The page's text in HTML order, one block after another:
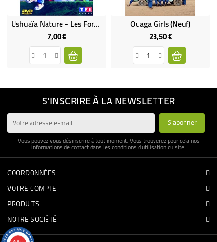
Ushuaïa Nature - Les Forêts, Les Terres Oubliées, Les Survivant Racontent Par Nicolas Hulot (DVD Occasion)
7,00 €Prix
Ouaga Girls (neuf)
23,50 €Prix
S'INSCRIRE À LA NEWSLETTER
Vous pouvez vous désinscrire à tout moment. Vous trouverez pour cela nos
informations de contact dans les conditions d'utilisation du site.
COORDONNÉES
VOTRE COMPTE
PRODUITS
NOTRE SOCIÉTÉ